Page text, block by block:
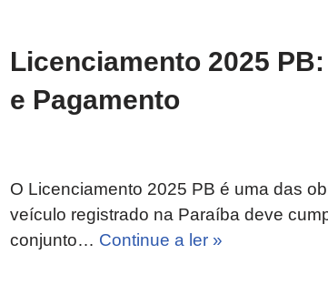
Licenciamento 2025
e Pagamento
O Licenciamento 2025 PB é uma das
veículo registrado na Paraíba deve
conjunto… Continue a ler »